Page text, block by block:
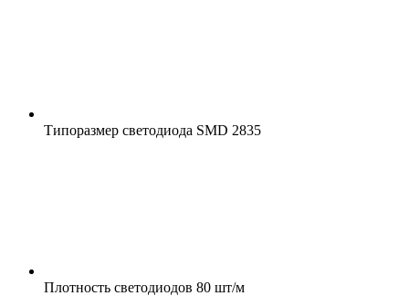
Типоразмер светодиода SMD 2835
Плотность светодиодов 80 шт/м